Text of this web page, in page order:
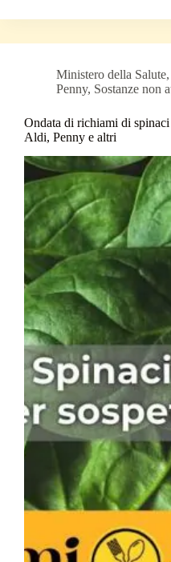
Ministero della Salute,
Penny, Sostanze non
Ondata di richiami di
Aldi, Penny e altri